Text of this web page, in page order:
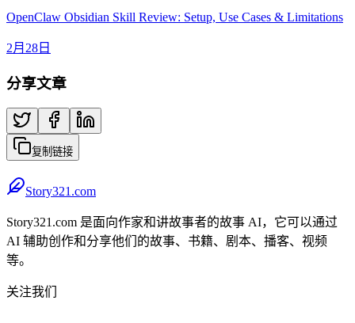
OpenClaw Obsidian Skill Review: Setup, Use Cases & Limitations
2月28日
分享文章
复制链接
Story321.com
Story321.com 是面向作家和讲故事者的故事 AI，它可以通过
AI 辅助创作和分享他们的故事、书籍、剧本、播客、视频
等。
关注我们